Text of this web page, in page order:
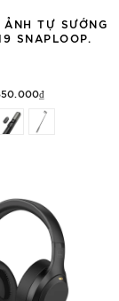
ẢNH TỰ SƯỚNG
SNAPLOOP.